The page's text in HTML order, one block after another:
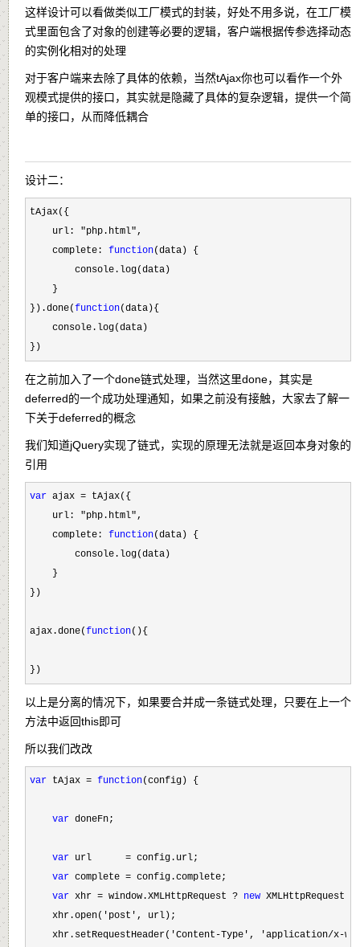
这样设计可以看做类似工厂模式的封装，好处不用多说，在工厂模
式里面包含了对象的创建等必要的逻辑，客户端根据传参选择动态
的实例化相对的处理
对于客户端来去除了具体的依赖，当然tAjax你也可以看作一个外
观模式提供的接口，其实就是隐藏了具体的复杂逻辑，提供一个简
单的接口，从而降低耦合
设计二：
tAjax({
    url:
"php.html",
    complete:
function(data) {
        console.log(data)
    }
}).done(function(data){
    console.log(data)
})
在之前加入了一个done链式处理，当然这里done，其实是
deferred的一个成功处理通知，如果之前没有接触，大家去了解一
下关于deferred的概念
我们知道jQuery实现了链式，实现的原理无法就是返回本身对象的
引用
var ajax = tAjax({
    url:
"php.html",
    complete:
function(data) {
        console.log(data)
    }
})
ajax.done(function(){
})
以上是分离的情况下，如果要合并成一条链式处理，只要在上一个
方法中返回this即可
所以我们改改
var tAjax = function(config) {
var doneFn;
var url      = config.url;
var complete = config.complete;
var xhr = window.XMLHttpRequest ? new
    xhr.open(
'post' , url);
    xhr.setRequestHeader(
'Content-Type', 'application/x-